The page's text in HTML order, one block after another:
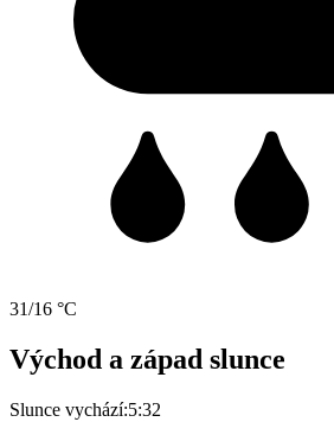
31/16 °C
Východ a západ slunce
Slunce vychází:5:32